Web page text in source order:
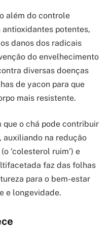
além do controle
potentes,
danos dos radicais
do envelhecimento
diversas doenças
de yacon para que
mais resistente.
o chá pode contribuir
auxiliando na redução
‘colesterol ruim’) e
faz das folhas
para o bem-estar
e longevidade.